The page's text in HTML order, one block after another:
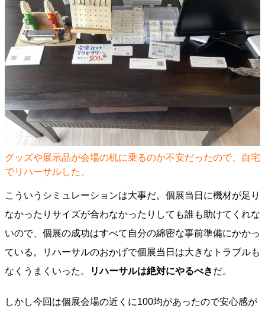
グッズや展示品が会場の机に乗るのか不安だったので、自宅
でリハーサルした。
こういうシミュレーションは大事だ。個展当日に機材が足り
なかったりサイズが合わなかったりしても誰も助けてくれな
いので、個展の成功はすべて自分の綿密な事前準備にかかっ
ている。リハーサルのおかげで個展当日は大きなトラブルも
なくうまくいった。
リハーサルは絶対にやるべきだ。
しかし今回は個展会場の近くに100均があったので安心感が